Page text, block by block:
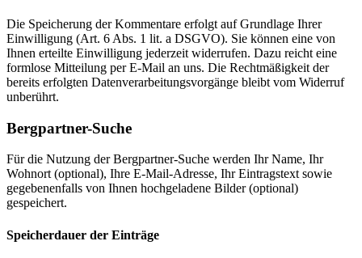
Die Speicherung der Kommentare erfolgt auf Grundlage Ihrer
Einwilligung (Art. 6 Abs. 1 lit. a DSGVO). Sie können eine von
Ihnen erteilte Einwilligung jederzeit widerrufen. Dazu reicht eine
formlose Mitteilung per E-Mail an uns. Die Rechtmäßigkeit der
bereits erfolgten Datenverarbeitungsvorgänge bleibt vom Widerruf
unberührt.
Bergpartner-Suche
Für die Nutzung der Bergpartner-Suche werden Ihr Name, Ihr
Wohnort (optional), Ihre E-Mail-Adresse, Ihr Eintragstext sowie
gegebenenfalls von Ihnen hochgeladene Bilder (optional)
gespeichert.
Speicherdauer der Einträge